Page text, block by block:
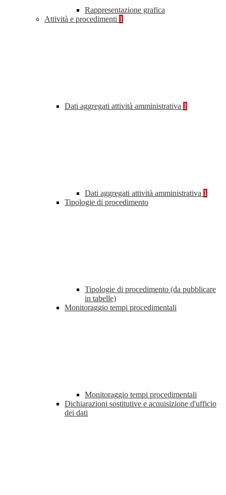
Rappresentazione grafica
Attività e procedimenti 1
Dati aggregati attività amministrativa 1
Dati aggregati attività amministrativa 1
Tipologie di procedimento
Tipologie di procedimento (da pubblicare
in tabelle)
Monitoraggio tempi procedimentali
Monitoraggio tempi procedimentali
Dichiarazioni sostitutive e acquisizione d'ufficio
dei dati